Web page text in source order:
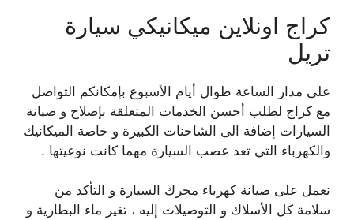
كراج اونلاين ميكانيكي سيارة
تريل
على مدار الساعة طوال أيام الأسبوع بإمكانكم التواصل
مع كراج لطلب أحسن الخدمات المتعلقة بإصلاح و صيانة
السيارات إضافة الى الشاحنات الكبيرة و خاصة الميكانيك
والكهرباء التي تعد عصب السيارة مهما كانت نوعيتها .
نعمل على صيانة كهرباء محرك السيارة و التأكد من
سلامة كل الأسلاك و التوصيلات إليه ، تغير ماء البطارية و